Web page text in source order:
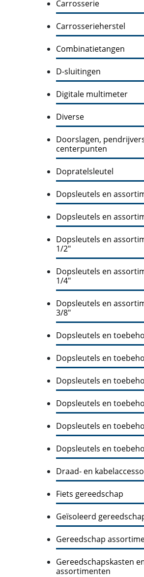
Carrosserie
Carrosserieherstel
Combinatietangen
D-sluitingen
Digitale multimeter
Diverse
Doorslagen,
centerpunten
Dopratelsleutel
Dopsleutels en
Dopsleutels en
Dopsleutels en
1/2"
Dopsleutels en
1/4"
Dopsleutels en
3/8"
Dopsleutels en
Dopsleutels en
Dopsleutels en
Dopsleutels en
Dopsleutels en
Dopsleutels en
Draad- en
Fiets gereedschap
Geïsoleerd
Gereedschap
Gereedschapskasten
assortimenten